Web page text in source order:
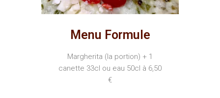
Menu Formule
Margherita (la portion) + 1
canette 33cl ou eau 50cl à 6,50
€